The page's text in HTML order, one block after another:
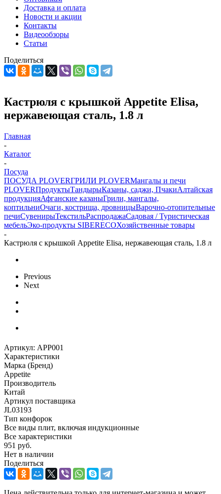
Доставка и оплата
Новости и акции
Контакты
Видеообзоры
Статьи
Поделиться
Кастрюля с крышкой Appetite Elisa,
нержавеющая сталь, 1.8 л
Главная
-
Каталог
-
Посуда
ПОСУДА PLOVERГРИЛИ PLOVERМангалы и печи
PLOVERПродуктыТандырыКазаны, саджи, ПчакиАлтайская
продукцияАфганские казаныГрили, мангалы,
коптильниОчаги, кострища, дровницыВарочно-отопительные
печиСувенирыТекстильРаспродажаСадовая / Туристическая
мебельЭко-продукты SIBERECOХозяйственные товары
-
Кастрюля с крышкой Appetite Elisa, нержавеющая сталь, 1.8 л
Previous
Next
Артикул: APP001
Характеристики
Марка (Бренд)
Appetite
Производитель
Китай
Артикул поставщика
JL03193
Тип конфорок
Все виды плит, включая индукционные
Все характеристики
951 руб.
Нет в наличии
Поделиться